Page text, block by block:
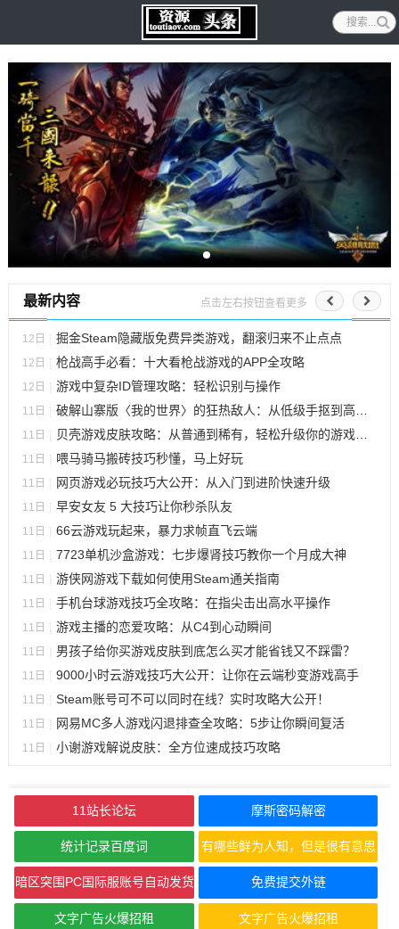
最新内容 点击左右按钮查看更多
12日 掘金Steam隐藏版免费异类游戏，翻滚归来不止点点
12日 枪战高手必看：十大看枪战游戏的APP全攻略
12日 游戏中复杂ID管理攻略：轻松识别与操作
11日 破解山寨版〈我的世界〉的狂热敌人：从低级手抠到高阶代码翻牌的实战攻略
11日 贝壳游戏皮肤攻略：从普通到稀有，轻松升级你的游戏形象！
11日 喂马骑马搬砖技巧秒懂，马上好玩
11日 网页游戏必玩技巧大公开：从入门到进阶快速升级
11日 早安女友 5 大技巧让你秒杀队友
11日 66云游戏玩起来，暴力求帧直飞云端
11日 7723单机沙盒游戏：七步爆肾技巧教你一个月成大神
11日 游侠网游戏下载如何使用Steam通关指南
11日 手机台球游戏技巧全攻略：在指尖击出高水平操作
11日 游戏主播的恋爱攻略：从C4到心动瞬间
11日 男孩子给你买游戏皮肤到底怎么买才能省钱又不踩雷？
11日 9000小时云游戏技巧大公开：让你在云端秒变游戏高手
11日 Steam账号可不可以同时在线？实时攻略大公开！
11日 网易MC多人游戏闪退排查全攻略：5步让你瞬间复活
11日 小谢游戏解说皮肤：全方位速成技巧攻略
11站长论坛 摩斯密码解密
统计记录百度词 有哪些鲜为人知，但是很有意思
的网站？
暗区突围PC国际服账号自动发货 免费提交外链
文字广告火爆招租 文字广告火爆招租